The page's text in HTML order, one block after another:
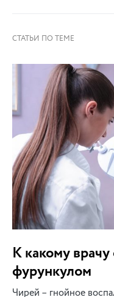
К какому
фурункулом
Чирей – гнойное